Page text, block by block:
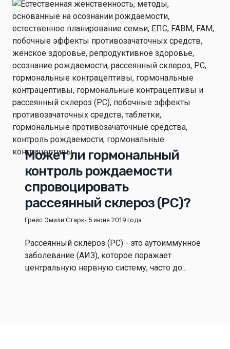
Может ли гормональный
контроль рождаемости
спровоцировать
рассеянный склероз (РС)?
Грейс Эмили Старк- 5 июня 2019 года
Рассеянный склероз (РС) - это аутоиммунное
заболевание (АИЗ), которое поражает
центральную нервную систему, часто до...